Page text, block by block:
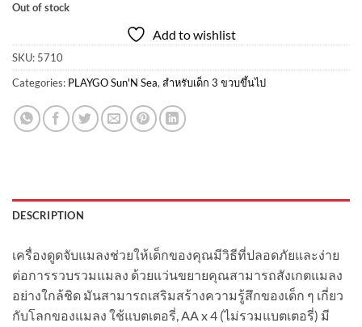
฿885.00.฿576.00.
Out of stock
Add to wishlist
SKU: 5710
Categories: PLAYGO Sun'N Sea, สำหรับเด็ก 3 ขวบขึ้นไป
DESCRIPTION
เครื่องดูดจับแมลงช่วยให้เด็กของคุณมีวิธีที่ปลอดภัยและง่าย
ต่อการรวบรวมแมลง ด้วยแว่นขยายคุณสามารถสังเกตแมลง
อย่างใกล้ชิด มันสามารถเสริมสร้างความรู้สึกของเด็ก ๆ เกี่ยว
กับโลกของแมลง ใช้แบตเตอรี่, AA x 4 (ไม่รวมแบตเตอรี่) มี